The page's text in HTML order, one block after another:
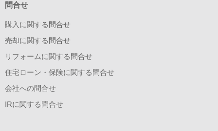
問合せ
購入に関する問合せ
売却に関する問合せ
リフォームに関する問合せ
住宅ローン・保険に関する問合せ
会社への問合せ
IRに関する問合せ